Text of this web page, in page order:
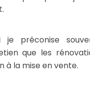
je préconise
que les
à la mise en vente.